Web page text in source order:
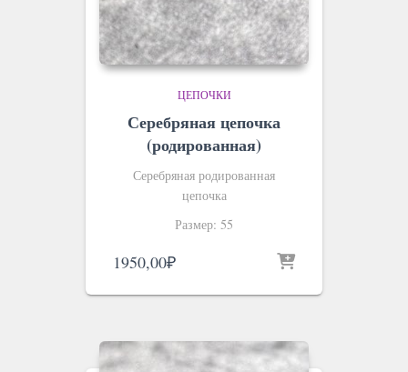
ЦЕПОЧКИ
Серебряная цепочка
(родированная)
Серебряная родированная
цепочка
Размер: 55
1950,00₽